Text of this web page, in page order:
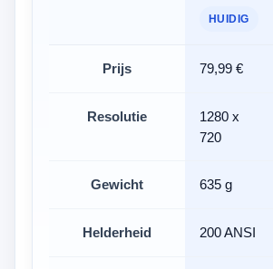
HUIDIG
Prijs 79,99 €
Resolutie
1280 x
720
Gewicht 635 g
Helderheid 200 ANSI